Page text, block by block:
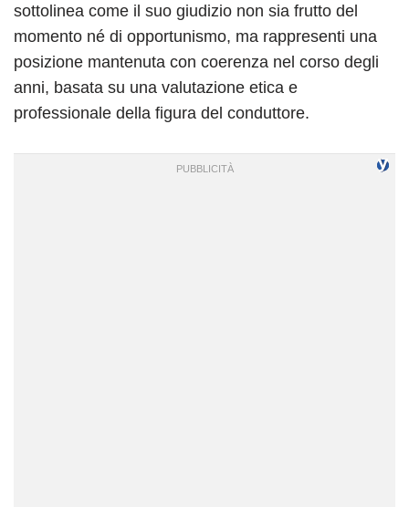
sottolinea come il suo giudizio non sia frutto del
momento né di opportunismo, ma rappresenti una
posizione mantenuta con coerenza nel corso degli
anni, basata su una valutazione etica e
professionale della figura del conduttore.